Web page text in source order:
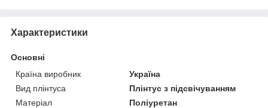
Характеристики
Основні
Країна виробник
Україна
Вид плінтуса
Плінтус з підсвічуванням
Матеріал
Поліуретан